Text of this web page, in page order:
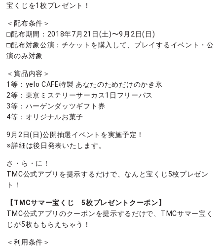
宝くじを1枚プレゼント！
＜配布条件＞
□配布期間：2018年7月21日(土)〜9月2日(日)
□配布対象公演：チケットを購入して、プレイするイベント・公
演のみ対象
＜賞品内容＞
1等：yelo CAFE特製 あなたのためだけのかき氷
2等：東京ミステリーサーカス1日フリーパス
3等：ハーゲンダッツギフト券
4等：オリジナルお菓子
9月2日(日)公開抽選イベントを実施予定！
※詳細は後日発表いたします。
さ・ら・に！
TMC公式アプリを提示するだけで、なんと宝くじ5枚プレゼン
ト！
【TMCサマー宝くじ 5枚プレゼントクーポン】
TMC公式アプリのクーポンを提示するだけで、TMCサマー宝く
じが5枚ももらえちゃう！
＜利用条件＞